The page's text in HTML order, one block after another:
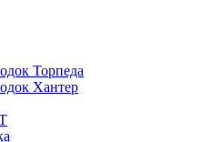
Торпеда
Хантер